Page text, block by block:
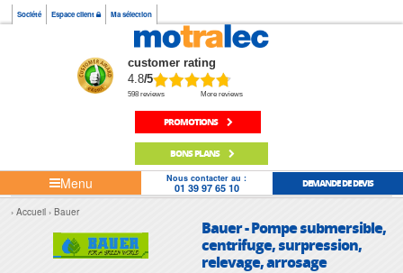
Société Espace client Ma sélection
customer rating
4.8/5
598 reviews More reviews
PROMOTIONS
BONS PLANS
Menu Nous contacter au :
01 39 97 65 10 DEMANDE DE DEVIS
Accueil Bauer
Bauer - Pompe submersible,
centrifuge, surpression,
relevage, arrosage